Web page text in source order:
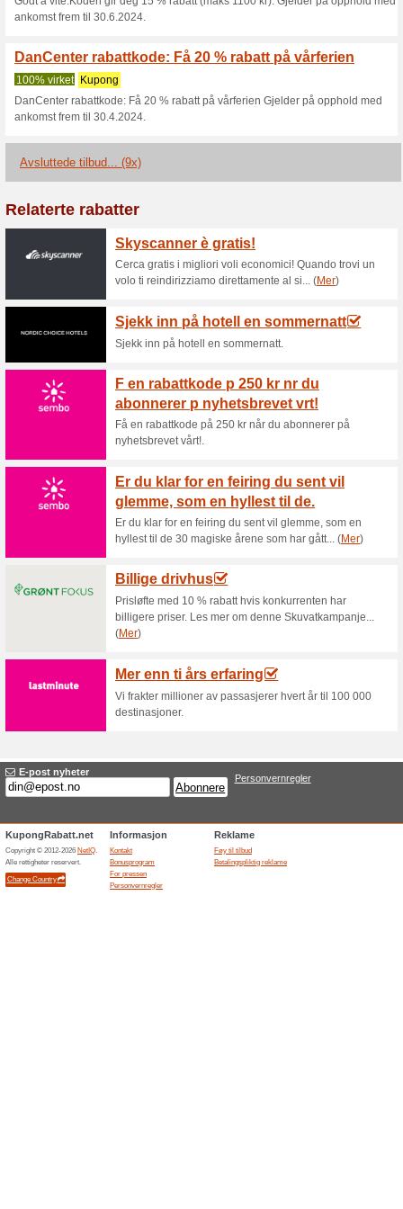
Aktuelle rabatter
Denne DanCenter
neste
100% virket Kupong
Denne DanCenter
ikke hvor lenge rabattkoden
slutter å fungere for deg.
Lei et sommerhus i
utvalg
100% virket Tilbud
Lei et sommerhus i Danmark
Rabatten gjelder på
Hold deg oppdatert
nyhet